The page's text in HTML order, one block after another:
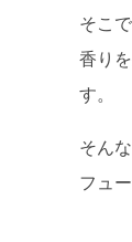
そこ
香り
す。
そん
フュ